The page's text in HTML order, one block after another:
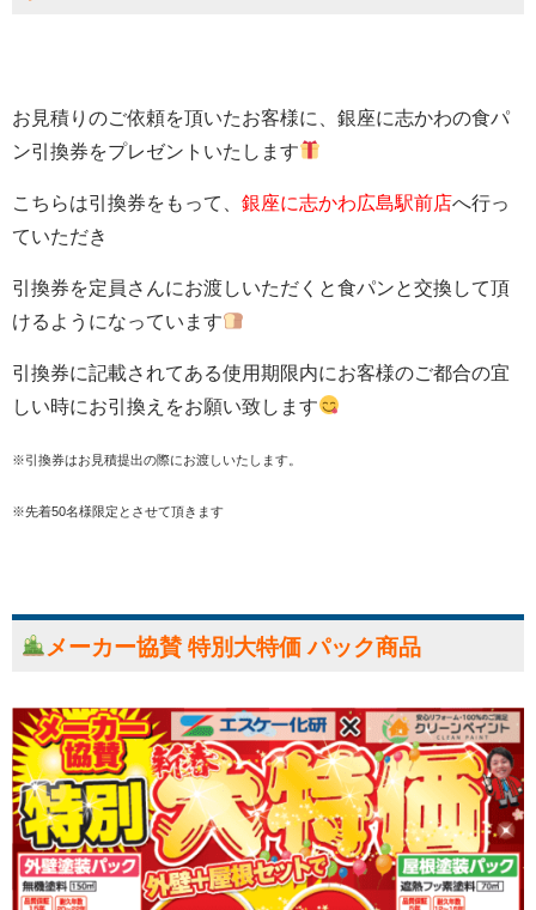
お見積りのご依頼を頂いたお客様に、銀座に志かわの食パ
ン引換券をプレゼントいたします
こちらは引換券をもって、 銀座に志かわ広島駅前店へ行っ
ていただき
引換券を定員さんにお渡しいただくと食パンと交換して頂
けるようになっています
引換券に記載されてある使用期限内にお客様のご都合の宜
しい時にお引換えをお願い致します
※引換券はお見積提出の際にお渡しいたします。
※先着50名様限定とさせて頂きます
メーカー協賛 特別大特価 パック商品